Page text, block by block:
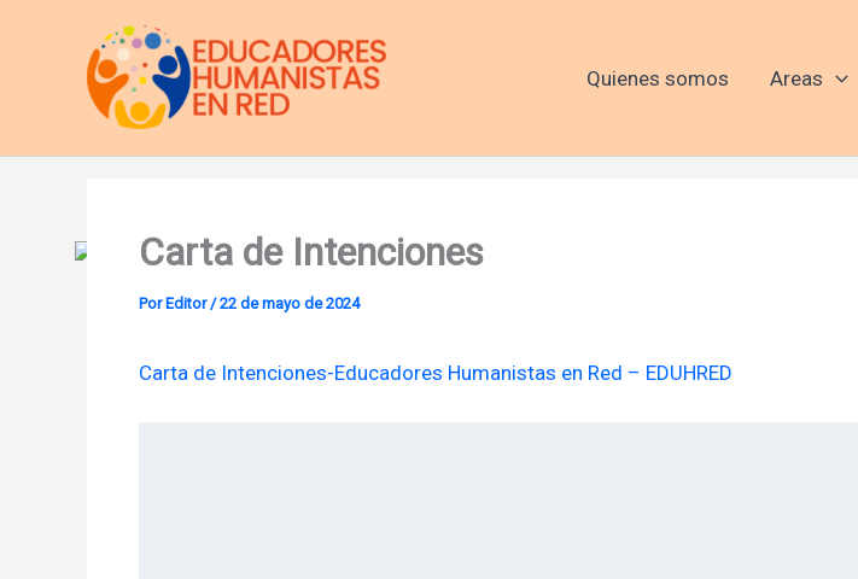
contenido
Quienes somos Areas
Carta de Intenciones
Por Editor/22 de mayo de 2024
Carta de Intenciones-Educadores Humanistas en Red – EDUHRED